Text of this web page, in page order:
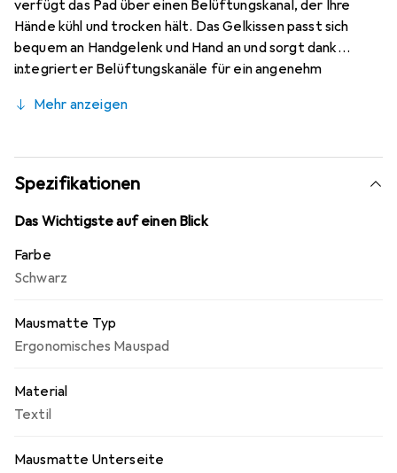
verfügt das Pad über einen Belüftungskanal, der Ihre
Hände kühl und trocken hält. Das Gelkissen passt sich
bequem an Handgelenk und Hand an und sorgt dank
integrierter Belüftungskanäle für ein angenehm
eine spezielle Handgelenkstütze.
Mehr anzeigen
Spezifikationen
Das Wichtigste auf einen Blick
Farbe
Schwarz
Mausmatte Typ
Ergonomisches Mauspad
Material
Textil
Mausmatte Unterseite